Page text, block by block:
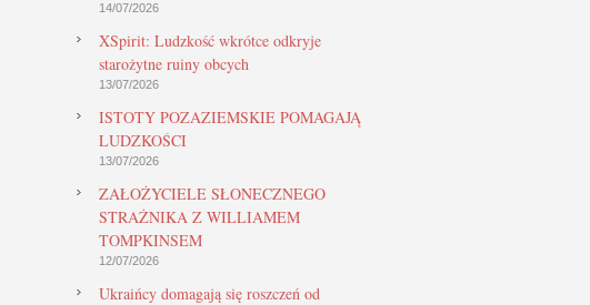
14/07/2026
XSpirit: Ludzkość wkrótce odkryje
starożytne ruiny obcych
13/07/2026
ISTOTY POZAZIEMSKIE POMAGAJĄ
LUDZKOŚCI
13/07/2026
ZAŁOŻYCIELE SŁONECZNEGO
STRAŻNIKA Z WILLIAMEM
TOMPKINSEM
12/07/2026
Ukraińcy domagają się roszczeń od